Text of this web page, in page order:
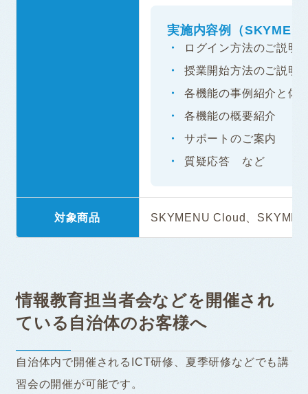
実施内容例（
ログイン方法のご説明
授業開始方法のご説明
各機能の事例紹介と体
各機能の概要紹介
サポートのご案内
質疑応答 など
対象商品 SKYMENU Cloud、
情報教育担当者会などを開催され
ている自治体のお客様へ
自治体内で開催されるICT研修、夏季研修などでも講
習会の開催が可能です。